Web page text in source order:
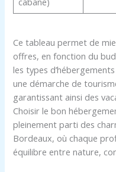
Ce tableau permet de
offres, en fonction du
les types
une démarche de
garantissant ainsi des
Choisir le bon
pleinement parti des
Bordeaux, où chaque
équilibre entre nature,